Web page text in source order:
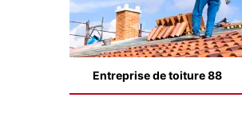
Entreprise de toiture 88